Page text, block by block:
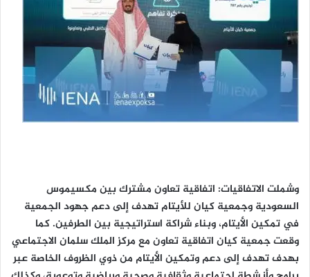
وشملت الاتفاقيات: اتفاقية تعاون مشترك بين مكسيموس
السعودية وجمعية كيان للأيتام تهدف إلى دعم جهود الجمعية
في تمكين الأيتام، وبناء شراكة استراتيجية بين الطرفين. كما
وقعت جمعية كيان اتفاقية تعاون مع مركز الملك سلمان الاجتماعي
بهدف تهدف إلى دعم وتمكين الأيتام من ذوي الظروف الخاصة عبر